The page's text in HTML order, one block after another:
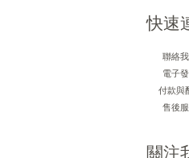
快速
聯絡
電子
付款與
售後
關注